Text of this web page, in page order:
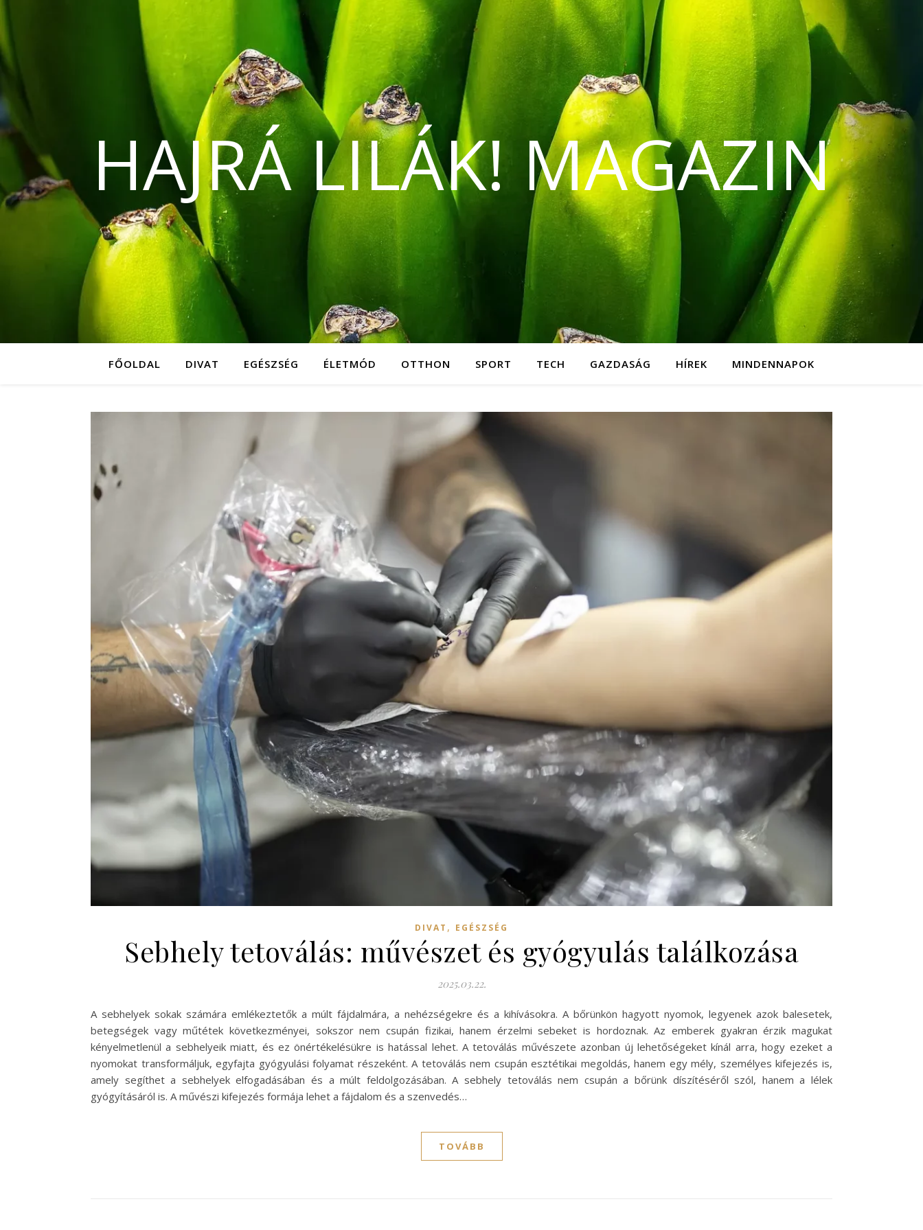
HAJRÁ LILÁK! MAGAZIN
FŐOLDAL DIVAT EGÉSZSÉG ÉLETMÓD OTTHON SPORT TECH GAZDASÁG HÍREK MINDENNAPOK
DIVAT , EGÉSZSÉG
Sebhely tetoválás: művészet és gyógyulás találkozása
2025.03.22.
A sebhelyek sokak számára emlékeztetők a múlt fájdalmára, a nehézségekre és a kihívásokra. A bőrünkön hagyott nyomok, legyenek azok balesetek,
betegségek vagy műtétek következményei, sokszor nem csupán fizikai, hanem érzelmi sebeket is hordoznak. Az emberek gyakran érzik magukat
kényelmetlenül a sebhelyeik miatt, és ez önértékelésükre is hatással lehet. A tetoválás művészete azonban új lehetőségeket kínál arra, hogy ezeket a
nyomokat transformáljuk, egyfajta gyógyulási folyamat részeként. A tetoválás nem csupán esztétikai megoldás, hanem egy mély, személyes kifejezés is,
amely segíthet a sebhelyek elfogadásában és a múlt feldolgozásában. A sebhely tetoválás nem csupán a bőrünk díszítéséről szól, hanem a lélek
gyógyításáról is. A művészi kifejezés formája lehet a fájdalom és a szenvedés…
TOVÁBB